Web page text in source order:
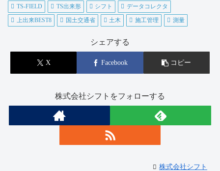
TS-FIELD TS出来形 シフト
データコレクタ
上出来BEST8
国土交通省 土木 施工管理 測量
シェアする
X Facebook コピー
株式会社シフトをフォローする
株式会社シフト